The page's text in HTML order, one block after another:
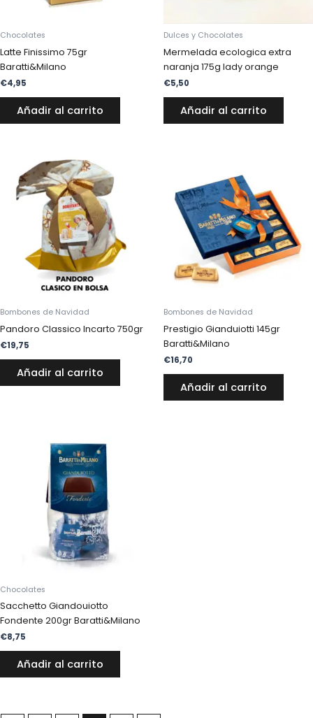
Chocolates
Latte Finissimo 75gr
Baratti&Milano
€4,95
Añadir al carrito
Dulces y Chocolates
Mermelada ecologica extra
naranja 175g lady orange
€5,50
Añadir al carrito
Bombones de Navidad
Pandoro Classico Incarto 750gr
€19,75
Añadir al carrito
Bombones de Navidad
Prestigio Gianduiotti 145gr
Baratti&Milano
€16,70
Añadir al carrito
Chocolates
Sacchetto Giandouiotto
Fondente 200gr Baratti&Milano
€8,75
Añadir al carrito